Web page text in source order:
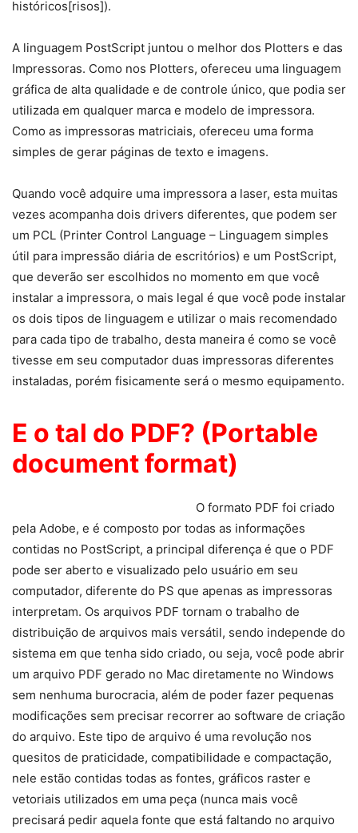
históricos[risos]).
A linguagem PostScript juntou o melhor dos Plotters e das
Impressoras. Como nos Plotters, ofereceu uma linguagem
gráfica de alta qualidade e de controle único, que podia ser
utilizada em qualquer marca e modelo de impressora.
Como as impressoras matriciais, ofereceu uma forma
simples de gerar páginas de texto e imagens.
Quando você adquire uma impressora a laser, esta muitas
vezes acompanha dois drivers diferentes, que podem ser
um PCL (Printer Control Language – Linguagem simples
útil para impressão diária de escritórios) e um PostScript,
que deverão ser escolhidos no momento em que você
instalar a impressora, o mais legal é que você pode instalar
os dois tipos de linguagem e utilizar o mais recomendado
para cada tipo de trabalho, desta maneira é como se você
tivesse em seu computador duas impressoras diferentes
instaladas, porém fisicamente será o mesmo equipamento.
E o tal do PDF? (Portable
document format)
O formato PDF foi criado
pela Adobe, e é composto por todas as informações
contidas no PostScript, a principal diferença é que o PDF
pode ser aberto e visualizado pelo usuário em seu
computador, diferente do PS que apenas as impressoras
interpretam. Os arquivos PDF tornam o trabalho de
distribuição de arquivos mais versátil, sendo independe do
sistema em que tenha sido criado, ou seja, você pode abrir
um arquivo PDF gerado no Mac diretamente no Windows
sem nenhuma burocracia, além de poder fazer pequenas
modificações sem precisar recorrer ao software de criação
do arquivo. Este tipo de arquivo é uma revolução nos
quesitos de praticidade, compatibilidade e compactação,
nele estão contidas todas as fontes, gráficos raster e
vetoriais utilizados em uma peça (nunca mais você
precisará pedir aquela fonte que está faltando no arquivo